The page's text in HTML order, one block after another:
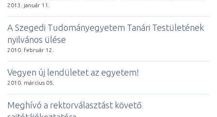
2013. január 11.
A Szegedi Tudományegyetem Tanári Testületének
nyilvános ülése
2010. február 12.
Vegyen új lendületet az egyetem!
2010. március 05.
Meghívó a rektorválasztást követő